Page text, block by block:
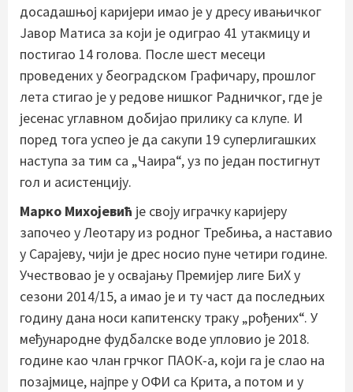
досадашњој каријери имао је у дресу ивањичког
Јавор Матиса за који је одиграо 41 утакмицу и
постигао 14 голова. После шест месеци
проведених у београдском Графичару, прошлог
лета стигао је у редове нишког Радничког, где је
јесенас углавном добијао прилику са клупе. И
поред тога успео је да сакупи 19 суперлигашких
наступа за тим са „Чаира“, уз по један постигнут
гол и асистенцију.
Марко Михојевић је своју играчку каријеру
започео у Леотару из родног Требиња, а наставио
у Сарајеву, чији је дрес носио пуне четири године.
Учествовао је у освајању Премијер лиге БиХ у
сезони 2014/15, а имао је и ту част да последњих
годину дана носи капитенску траку „рођених“. У
међународне фудбалске воде упловио је 2018.
године као члан грчког ПАОК-а, који га је слао на
позајмице, најпре у ОФИ са Крита, а потом и у